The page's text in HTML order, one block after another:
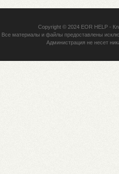
Copyright © 2024 EOR HELP-
Все материалы и файлы предоставлены
Администрация не несет